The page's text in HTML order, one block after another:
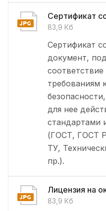
Сертификат
83,9 Кб
Сертификат
документ,
требованиям
для нее
стандартами
(ГОСТ, ГОСТ
ТУ,
пр.).
Лицензия на
83,9 Кб